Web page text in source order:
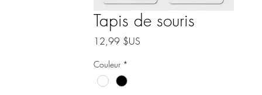
Tapis de souris
12,99 $US
Couleur *